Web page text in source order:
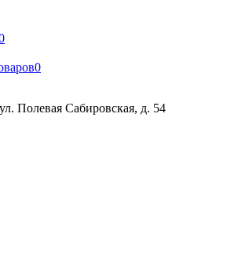
0
Полевая Сабировская, д. 54